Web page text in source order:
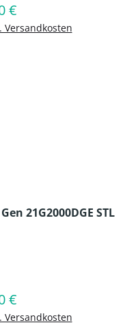
Preis:
€
Versandkosten
21G2000DGE STL
Preis:
€
Versandkosten